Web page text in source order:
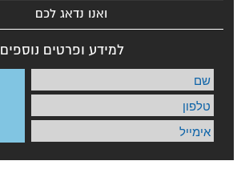
ואנו נדאג לכם
למידע ופרטים נוספים